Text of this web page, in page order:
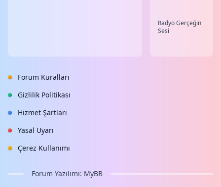
Radyo Gerçeğin
Sesi
Forum Kuralları
Gizlilik Politikası
Hizmet Şartları
Yasal Uyarı
Çerez Kullanımı
Forum Yazılımı: MyBB